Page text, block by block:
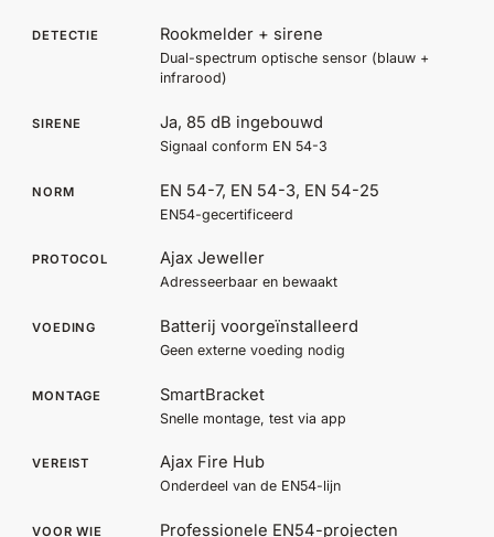
DETECTIE Rookmelder + sirene
Dual-spectrum optische sensor (blauw +
infrarood)
SIRENE Ja, 85 dB ingebouwd
Signaal conform EN 54-3
NORM EN 54-7, EN 54-3, EN 54-25
EN54-gecertificeerd
PROTOCOL Ajax Jeweller
Adresseerbaar en bewaakt
VOEDING Batterij voorgeïnstalleerd
Geen externe voeding nodig
MONTAGE SmartBracket
Snelle montage, test via app
VEREIST Ajax Fire Hub
Onderdeel van de EN54-lijn
VOOR WIE Professionele EN54-projecten